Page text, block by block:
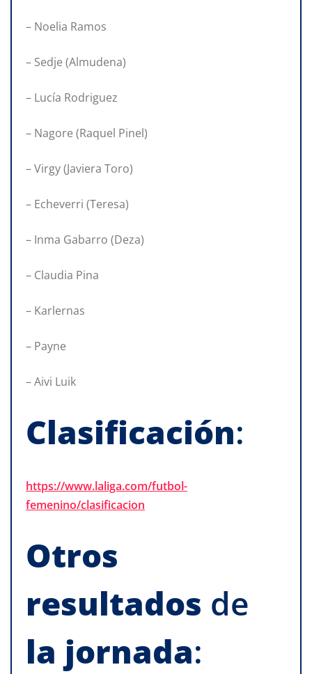
– Noelia Ramos
– Sedje (Almudena)
– Lucía Rodriguez
– Nagore (Raquel Pinel)
– Virgy (Javiera Toro)
– Echeverri (Teresa)
– Inma Gabarro (Deza)
– Claudia Pina
– Karlernas
– Payne
– Aivi Luik
Clasificación:
https://www.laliga.com/futbol-
femenino/clasificacion
Otros
resultados de
la jornada: